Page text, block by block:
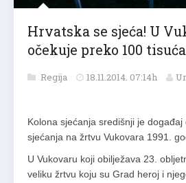
Hrvatska se sjeća! U
očekuje preko 100
Regija 18.11.2014. 07:14h
Kolona sjećanja središnji je događaj
sjećanja na žrtvu Vukovara 1991.
U Vukovaru koji obilježava 23.
veliku žrtvu koju su Grad heroj i